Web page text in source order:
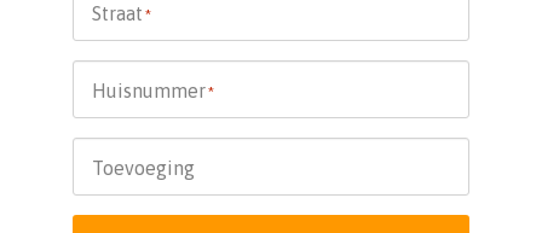
Straat *
Huisnummer*
Toevoeging